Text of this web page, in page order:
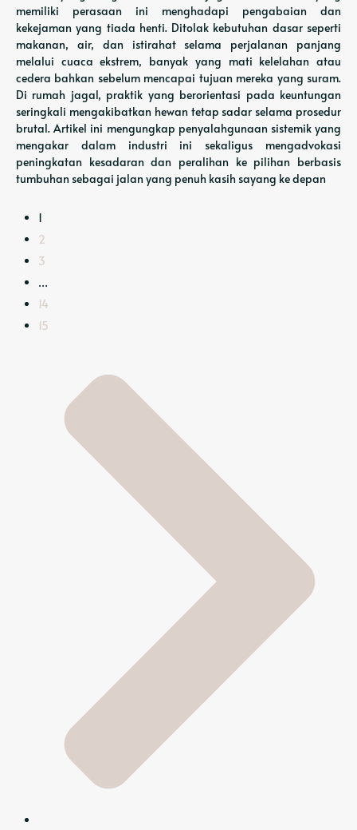
memiliki perasaan ini menghadapi pengabaian dan
kekejaman yang tiada henti. Ditolak kebutuhan dasar seperti
makanan, air, dan istirahat selama perjalanan panjang
melalui cuaca ekstrem, banyak yang mati kelelahan atau
cedera bahkan sebelum mencapai tujuan mereka yang suram.
Di rumah jagal, praktik yang berorientasi pada keuntungan
seringkali mengakibatkan hewan tetap sadar selama prosedur
brutal. Artikel ini mengungkap penyalahgunaan sistemik yang
mengakar dalam industri ini sekaligus mengadvokasi
peningkatan kesadaran dan peralihan ke pilihan berbasis
tumbuhan sebagai jalan yang penuh kasih sayang ke depan
1
2
3
…
14
15